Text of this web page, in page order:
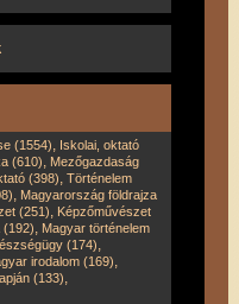
(1554), Iskolai, oktató
(610), Mezőgazdaság
(398), Történelem
, Magyarország földrajza
(251), Képzőművészet
(192), Magyar történelem
(174),
irodalom (169),
(133),